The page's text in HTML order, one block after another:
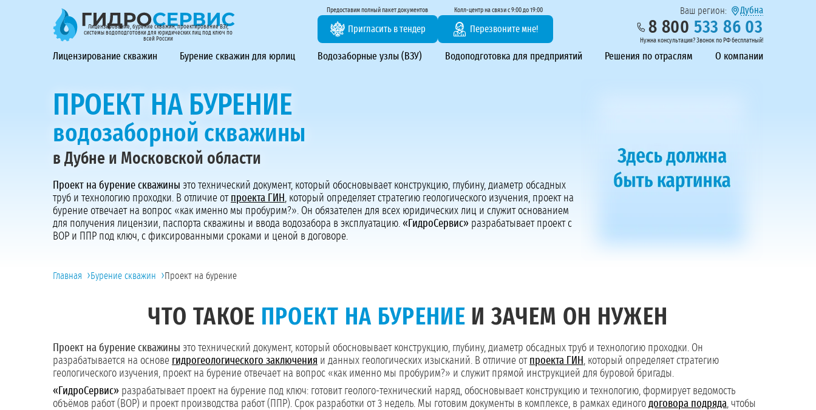
Лицензирование, бурение скважин, проектирование ВЗУ,
системы водоподготовки для юридических лиц под ключ по
всей России
Предоставим полный пакет документов
Пригласить в тендер
Колл-центр на связи с 9:00 до 19:00
Перезвоните мне!
Ваш регион: Дубна
8 800 533 86 03
Нужна консультация? Звонок по РФ бесплатный!
ГидроСервис - лицензирование, бурение скважин, проектирование ВЗУ, системы водоподготовки
Лицензирование скважин Бурение скважин для юрлиц Водозаборные узлы (ВЗУ) Водоподготовка для предприятий Решения по отраслям О компании
ПРОЕКТ НА БУРЕНИЕ
водозаборной скважины
в Дубне и Московской области
Проект на бурение скважины это технический документ, который обосновывает конструкцию, глубину, диаметр обсадных
труб и технологию проходки. В отличие от проекта ГИН , который определяет стратегию геологического изучения, проект на
бурение отвечает на вопрос «как именно мы пробурим?». Он обязателен для всех юридических лиц и служит основанием
для получения лицензии, паспорта скважины и ввода водозабора в эксплуатацию. «ГидроСервис» разрабатывает проект с
ВОР и ППР под ключ, с фиксированными сроками и ценой в договоре.
Пригласить в тендер
Колл-центр на связи с 9:00 до 19:00
Перезвоните нам
Главная ›Бурение скважин ›Проект на бурение
ЧТО ТАКОЕ ПРОЕКТ НА БУРЕНИЕ И ЗАЧЕМ ОН НУЖЕН
Проект на бурение скважины это технический документ, который обосновывает конструкцию, глубину, диаметр обсадных труб и технологию проходки. Он
разрабатывается на основе гидрогеологического заключения и данных геологических изысканий. В отличие от проекта ГИН , который определяет стратегию
геологического изучения, проект на бурение отвечает на вопрос «как именно мы пробурим?» и служит прямой инструкцией для буровой бригады.
«ГидроСервис» разрабатывает проект на бурение под ключ: готовит геолого-технический наряд, обосновывает конструкцию и технологию, формирует ведомость
объёмов работ (ВОР) и проект производства работ (ППР). Срок разработки от 3 недель. Мы готовим документы в комплексе, в рамках единого договора подряда, чтобы